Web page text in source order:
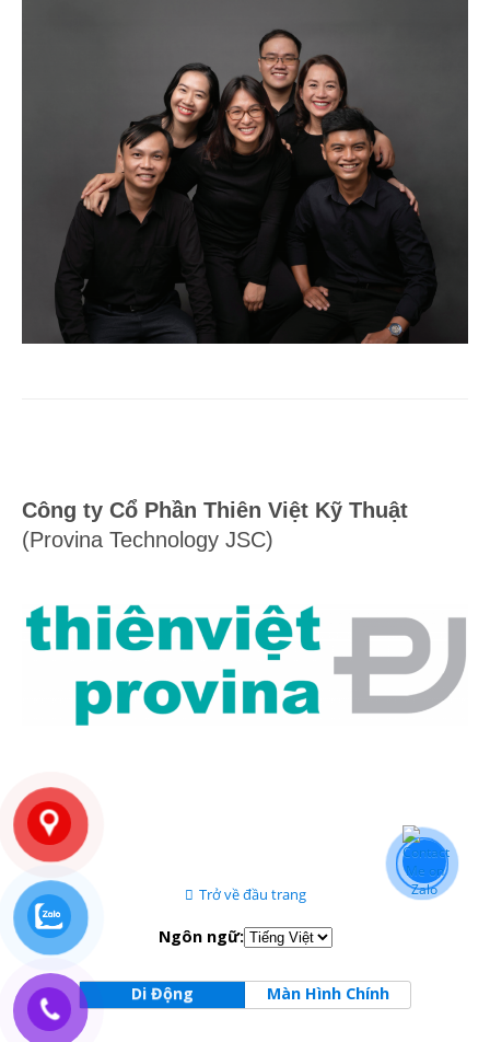
Công ty Cổ Phần Thiên Việt Kỹ Thuật
(Provina Technology JSC)
Trở về đầu trang
Ngôn ngữ:
Di Động Màn Hình Chính